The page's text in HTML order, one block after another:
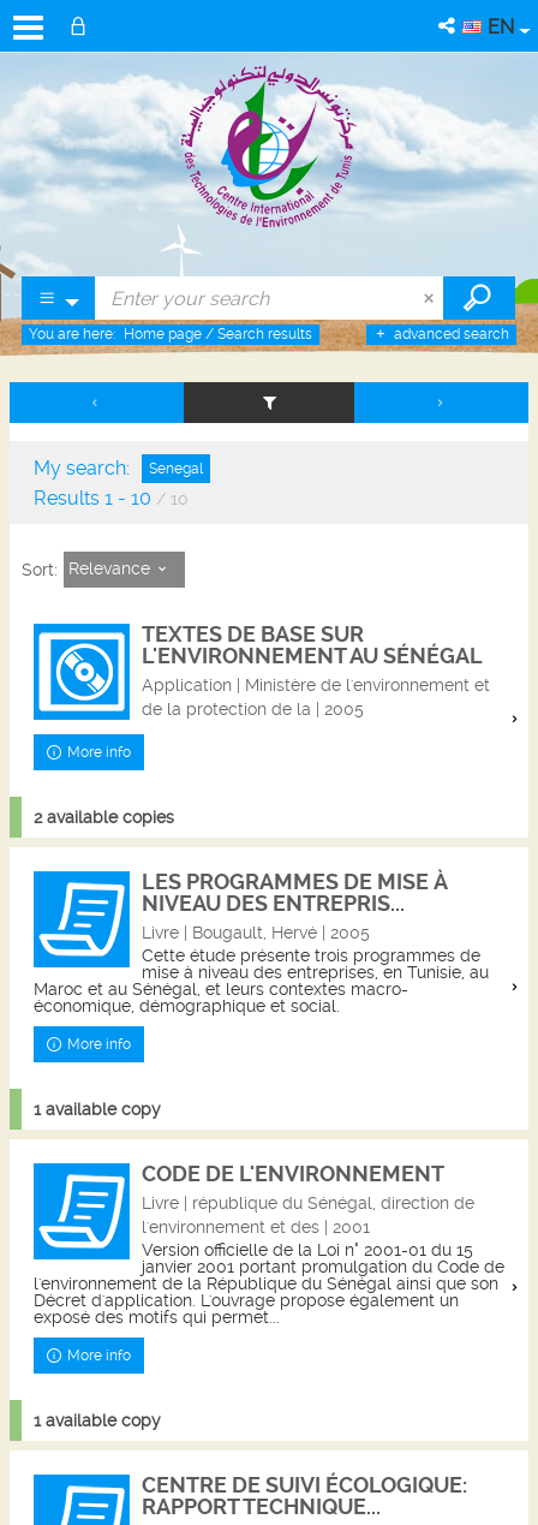
EN
advanced search
You are here: Home page / Search results
My search: Senegal
Results 1 - 10 / 10
Sort: Relevance
TEXTES DE BASE SUR
L'ENVIRONNEMENT AU SÉNÉGAL
Application | Ministère de l'environnement et
de la protection de la | 2005
More info
2 available copies
LES PROGRAMMES DE MISE À
NIVEAU DES ENTREPRIS...
Livre | Bougault, Hervé | 2005
Cette étude présente trois programmes de
mise à niveau des entreprises, en Tunisie, au
Maroc et au Sénégal, et leurs contextes macro-
économique, démographique et social.
More info
1 available copy
CODE DE L'ENVIRONNEMENT
Livre | république du Sénégal, direction de
l'environnement et des | 2001
Version officielle de la Loi n° 2001-01 du 15
janvier 2001 portant promulgation du Code de
l'environnement de la République du Sénégal ainsi que son
Décret d'application. L'ouvrage propose également un
exposé des motifs qui permet...
More info
1 available copy
CENTRE DE SUIVI ÉCOLOGIQUE:
RAPPORT TECHNIQUE...